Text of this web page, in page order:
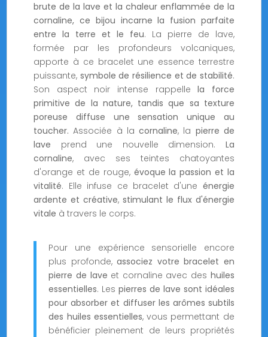
brute de la lave et la chaleur enflammée de la
cornaline, ce bijou incarne la fusion parfaite
entre la terre et le feu. La pierre de lave,
formée par les profondeurs volcaniques,
apporte à ce bracelet une essence terrestre
puissante, symbole de résilience et de stabilité.
Son aspect noir intense rappellela force
primitive de la nature, tandis que sa texture
poreuse diffuse une sensation unique au
toucher.Associée à lacornaline, la pierre de
lave prend une nouvelle dimension. La
cornaline, avec ses teintes chatoyantes
d'orange et de rouge, évoque la passion et la
vitalité. Elle infuse ce bracelet d'une énergie
ardente et créative, stimulant le flux d'énergie
vitale à travers le corps.
Pour une expérience sensorielle encore
plus profonde,associez votre bracelet en
pierre de lave et cornaline avec des huiles
essentielles. Lespierres de lave sont idéales
pour absorber et diffuser les arômes subtils
des huiles essentielles, vous permettant de
bénéficier pleinement de leurs propriétés